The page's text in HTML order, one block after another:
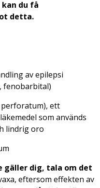
du få
detta.
av epilepsi
fenobarbital)
, ett
som används
lindrig oro
gäller dig, tala om det
eftersom effekten av